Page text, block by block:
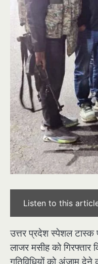
Listen to this
उत्तर प्रदेश स्पेशल
लाजर मसीह को
गतिविधियों को अंजाम देने